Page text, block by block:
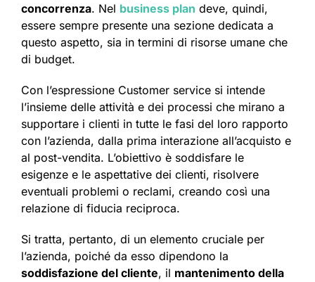
concorrenza. Nel business plan deve, quindi,
essere sempre presente una sezione dedicata a
questo aspetto, sia in termini di risorse umane che
di budget.
Con l’espressione Customer service si intende
l’insieme delle attività e dei processi che mirano a
supportare i clienti in tutte le fasi del loro rapporto
con l’azienda, dalla prima interazione all’acquisto e
al post-vendita. L’obiettivo è soddisfare le
esigenze e le aspettative dei clienti, risolvere
eventuali problemi o reclami, creando così una
relazione di fiducia reciproca.
Si tratta, pertanto, di un elemento cruciale per
l’azienda, poiché da esso dipendono la
soddisfazione del cliente, il mantenimento della